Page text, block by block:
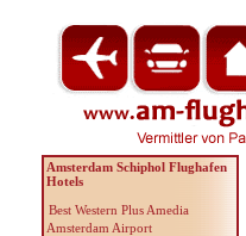
Amsterdam Schiphol Flughafen
Hotels
Best Western Plus Amedia
Amsterdam Airport